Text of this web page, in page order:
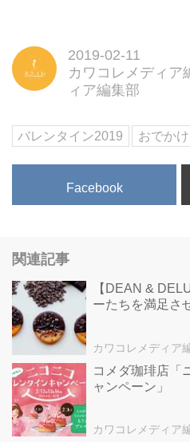
2019-02-11
カワコレメディア
ィア編集部
バレンタイン2019 おでかけ
Facebook
関連記事
【DEAN &
ーたちを満足さ
カワコレメディア
コメダ珈琲店「
ャンペーン」
カワコレメディア